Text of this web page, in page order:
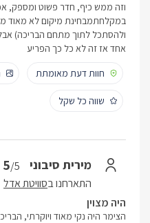
וזה ממש כיף, חדר פשוט ומספק,
במקלחתמבחינת מיקום לא מאוד
ולהסתכל לתוך מתחם הבריכה)
אחד אז זה לא כל כך הפריע
חוות דעת מאומתת
שווה כל שקל
מירית סיבוני 5/5
התארחנו בסוויטת אדל
היה מצוין
הצימר היה נקי מאוד ויוקרתי,